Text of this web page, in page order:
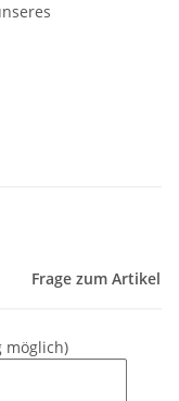
Frage zum Artikel
möglich)